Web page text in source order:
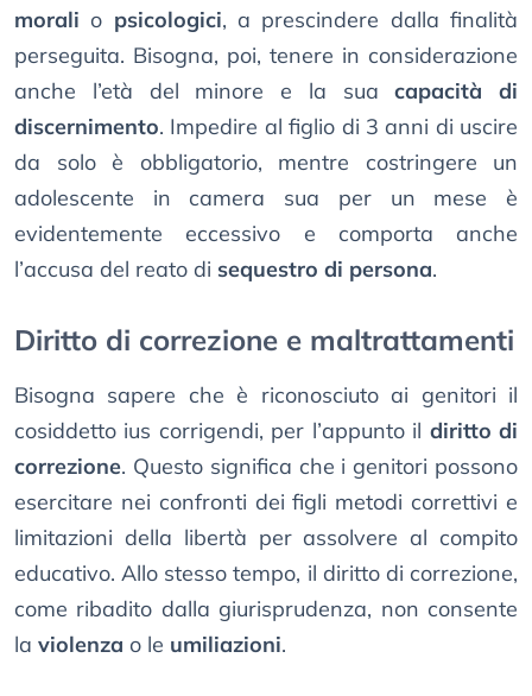
morali o psicologici, a prescindere dalla finalità
perseguita. Bisogna, poi, tenere in considerazione
anche l’età del minore e la suacapacità di
discernimento. Impedire al figlio di 3 anni di uscire
da solo è obbligatorio, mentre costringere un
adolescente in camera sua per un mese è
evidentemente eccessivo e comporta anche
l’accusa del reato di sequestro di persona.
Diritto di correzione e maltrattamenti
Bisogna sapere che è riconosciuto ai genitori il
cosiddetto ius corrigendi, per l’appunto il diritto di
correzione. Questo significa che i genitori possono
esercitare nei confronti dei figli metodi correttivi e
limitazioni della libertà per assolvere al compito
educativo. Allo stesso tempo, il diritto di correzione,
come ribadito dalla giurisprudenza, non consente
la violenza o le umiliazioni.